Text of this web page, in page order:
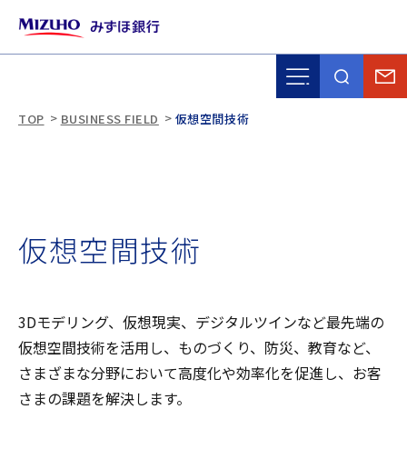
TOP BUSINESS FIELD 仮想空間技術
仮想空間技術
3Dモデリング、仮想現実、デジタルツインなど最先端の
仮想空間技術を活用し、ものづくり、防災、教育など、
さまざまな分野において高度化や効率化を促進し、お客
さまの課題を解決します。